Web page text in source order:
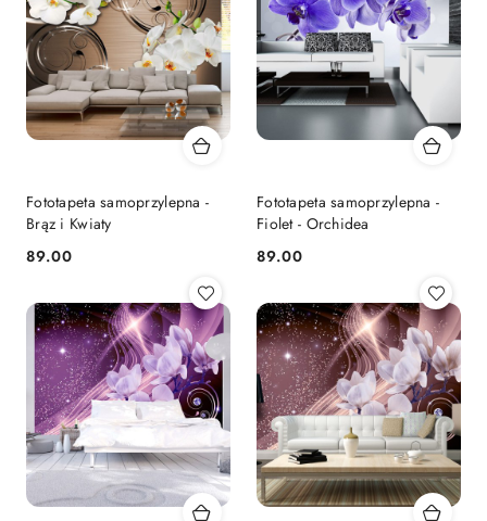
Fototapeta samoprzylepna -
Brąz i Kwiaty
Cena:
89.00
Fototapeta samoprzylepna -
Fiolet - Orchidea
Cena:
89.00